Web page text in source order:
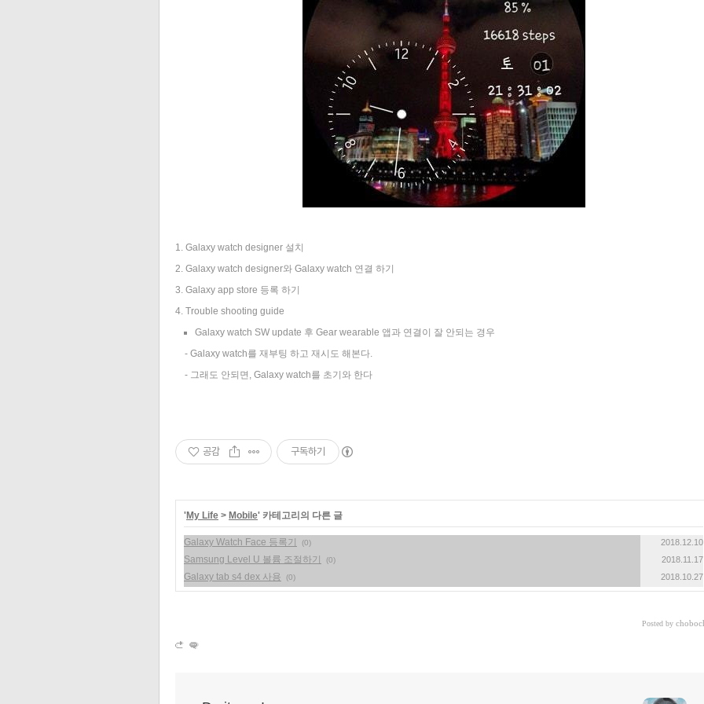
1. Galaxy watch designer 설치
2. Galaxy watch designer와 Galaxy watch 연결 하기
3. Galaxy app store 등록 하기
4. Trouble shooting guide
Galaxy watch SW update 후 Gear wearable 앱과 연결이 잘 안되는 경우
- Galaxy watch를 재부팅 하고 재시도 해본다.
- 그래도 안되면, Galaxy watch를 초기와 한다
공감 구독하기
'My Life > Mobile' 카테고리의 다른 글
Galaxy Watch Face 등록기 (0) 2018.12.10
Samsung Level U 볼륨 조절하기 (0) 2018.11.17
Galaxy tab s4 dex 사용 (0) 2018.10.27
Posted by